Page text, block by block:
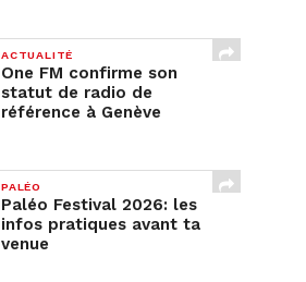
ACTUALITÉ
One FM confirme son
statut de radio de
référence à Genève
PALÉO
Paléo Festival 2026: les
infos pratiques avant ta
venue